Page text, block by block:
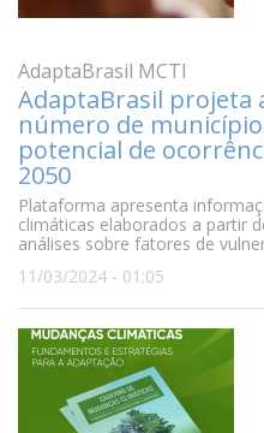
AdaptaBrasil MCTI
AdaptaBrasil projeta
número de
potencial de
2050
Plataforma apresenta
climáticas elaborados a partir
análises sobre fatores de
11/03/2024 - 01:05